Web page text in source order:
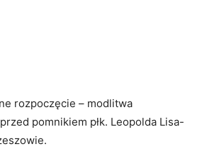
rozpoczęcie – modlitwa
pomnikiem płk. Leopolda Lisa-